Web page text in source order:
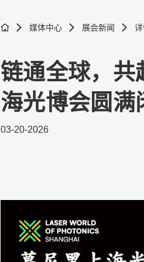
媒体中心 展会新闻
链通全球，共
海光博会圆满
03-20-2026